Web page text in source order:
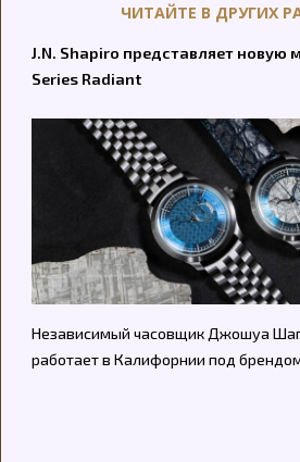
ЧИТАЙТЕ В ДРУГИХ
J.N. Shapiro представляет новую
Series Radiant
Независимый часовщик Джошуа
работает в Калифорнии под брендом